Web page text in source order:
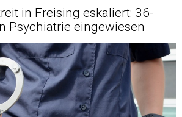
in Freising eskaliert: 36-
Psychiatrie eingewiesen